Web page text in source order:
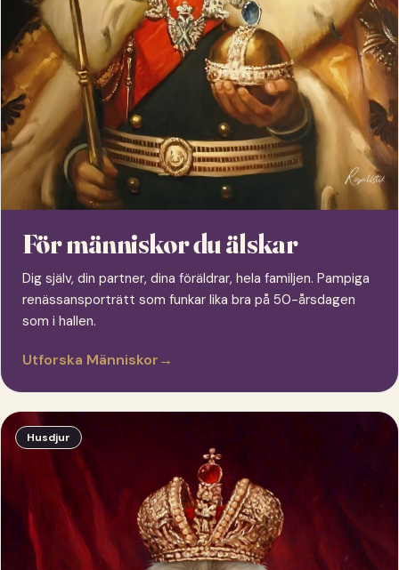
För människor du älskar
Dig själv, din partner, dina föräldrar, hela familjen. Pampiga
renässansporträtt som funkar lika bra på 50-årsdagen
som i hallen.
Utforska Människor→
Husdjur